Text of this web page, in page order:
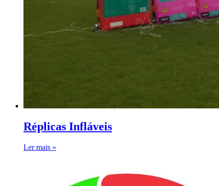
Réplicas Infláveis
Ler mais »